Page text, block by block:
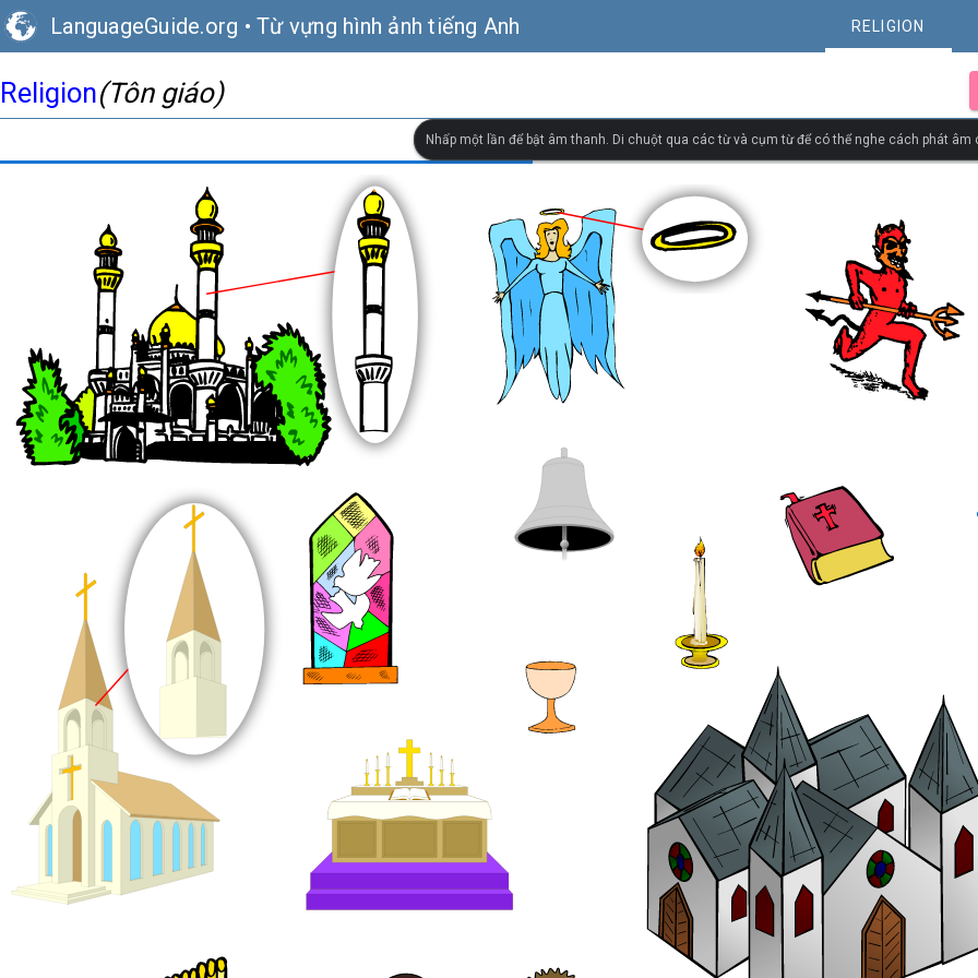
LanguageGuide.org • Từ vựng hình ảnh tiếng Anh RELIGION
Religion(Tôn giáo)
Nhấp một lần để bật âm thanh. Di chuột qua các từ và cụm từ để có thể nghe cách phát âm